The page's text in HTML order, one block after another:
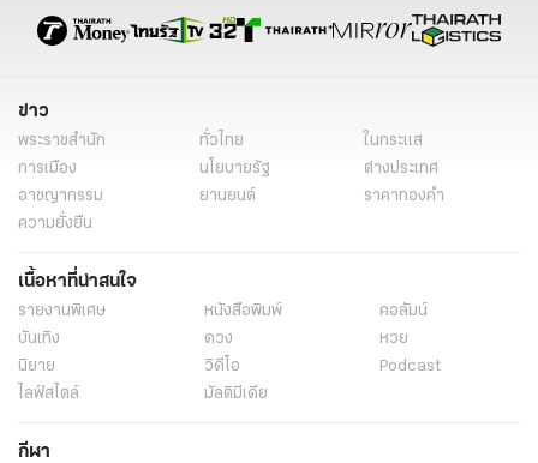
ข่าว
พระราชสำนัก ทั่วไทย
ในกระแส
การเมือง
นโยบายรัฐ
ต่างประเทศ
อาชญากรรม
ยานยนต์
ราคาทองคำ
ความยั่งยืน
เนื้อหาที่น่าสนใจ
รายงานพิเศษ หนังสือพิมพ์
คอลัมน์
บันเทิง
ดวง
หวย
นิยาย
วิดีโอ
Podcast
ไลฟ์สไตล์
มัลติมีเดีย
กีฬา